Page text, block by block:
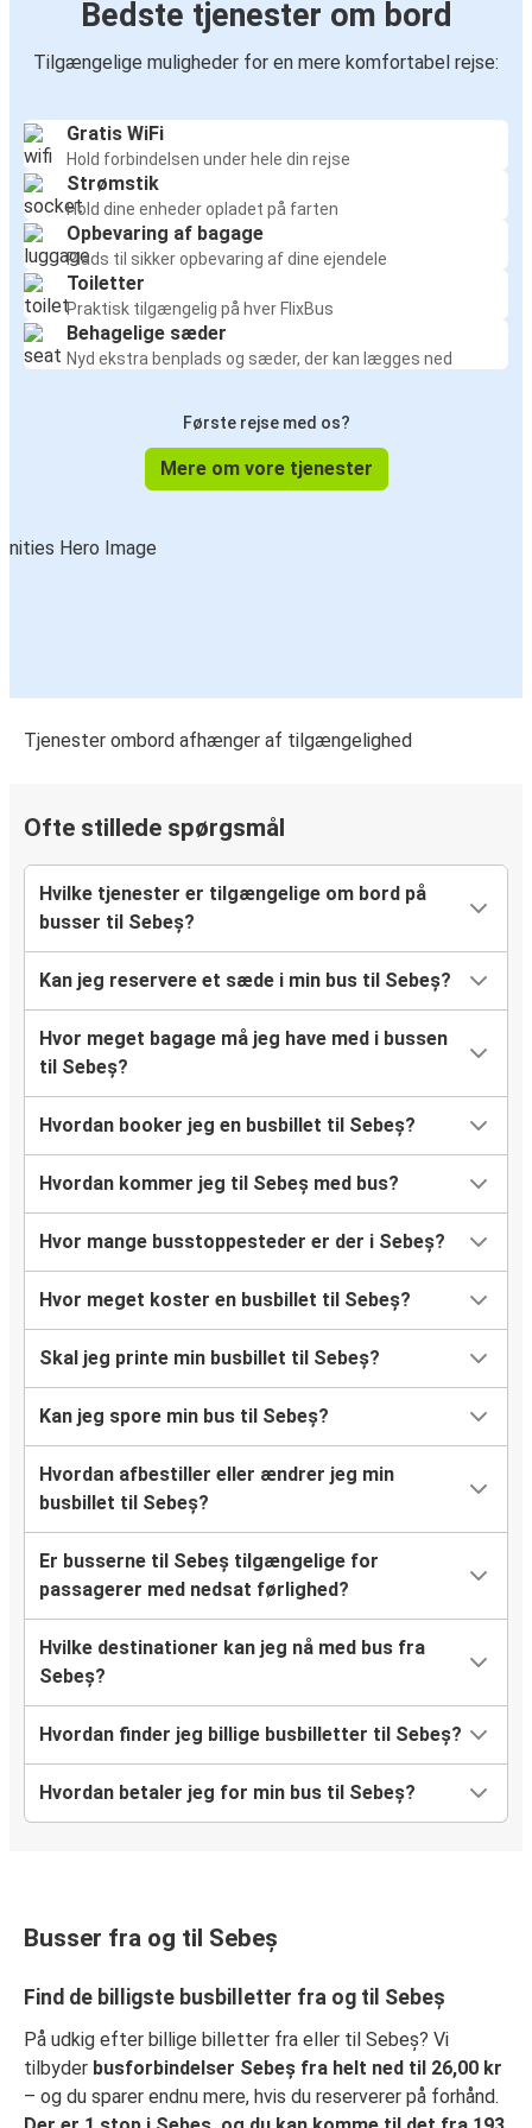
Bedste tjenester om bord
Tilgængelige muligheder for en mere komfortabel rejse:
Gratis WiFi
Hold forbindelsen under hele din rejse
Strømstik
Hold dine enheder opladet på farten
Opbevaring af bagage
Plads til sikker opbevaring af dine ejendele
Toiletter
Praktisk tilgængelig på hver FlixBus
Behagelige sæder
Nyd ekstra benplads og sæder, der kan lægges ned
Første rejse med os?
Mere om vore tjenester
Tjenester ombord afhænger af tilgængelighed
Ofte stillede spørgsmål
Hvilke tjenester er tilgængelige om bord på
busser til Sebeș?
Kan jeg reservere et sæde i min bus til Sebeș?
Hvor meget bagage må jeg have med i bussen
til Sebeș?
Hvordan booker jeg en busbillet til Sebeș?
Hvordan kommer jeg til Sebeș med bus?
Hvor mange busstoppesteder er der i Sebeș?
Hvor meget koster en busbillet til Sebeș?
Skal jeg printe min busbillet til Sebeș?
Kan jeg spore min bus til Sebeș?
Hvordan afbestiller eller ændrer jeg min
busbillet til Sebeș?
Er busserne til Sebeș tilgængelige for
passagerer med nedsat førlighed?
Hvilke destinationer kan jeg nå med bus fra
Sebeș?
Hvordan finder jeg billige busbilletter til Sebeș?
Hvordan betaler jeg for min bus til Sebeș?
Busser fra og til Sebeș
Find de billigste busbilletter fra og til Sebeș
På udkig efter billige billetter fra eller til Sebeș? Vi
tilbyder busforbindelser Sebeș fra helt ned til 26,00 kr
– og du sparer endnu mere, hvis du reserverer på forhånd.